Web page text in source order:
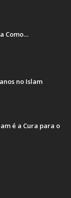
Como…
no Islam
é a Cura para o